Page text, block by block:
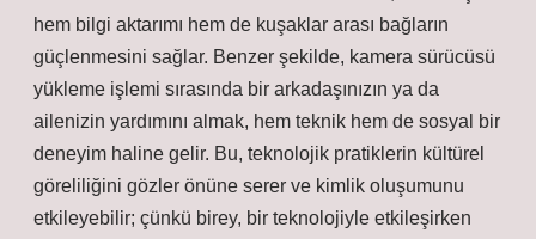
hem bilgi aktarımı hem de kuşaklar arası bağların
güçlenmesini sağlar. Benzer şekilde, kamera sürücüsü
yükleme işlemi sırasında bir arkadaşınızın ya da
ailenizin yardımını almak, hem teknik hem de sosyal bir
deneyim haline gelir. Bu, teknolojik pratiklerin kültürel
göreliliğini gözler önüne serer ve kimlik oluşumunu
etkileyebilir; çünkü birey, bir teknolojiyle etkileşirken